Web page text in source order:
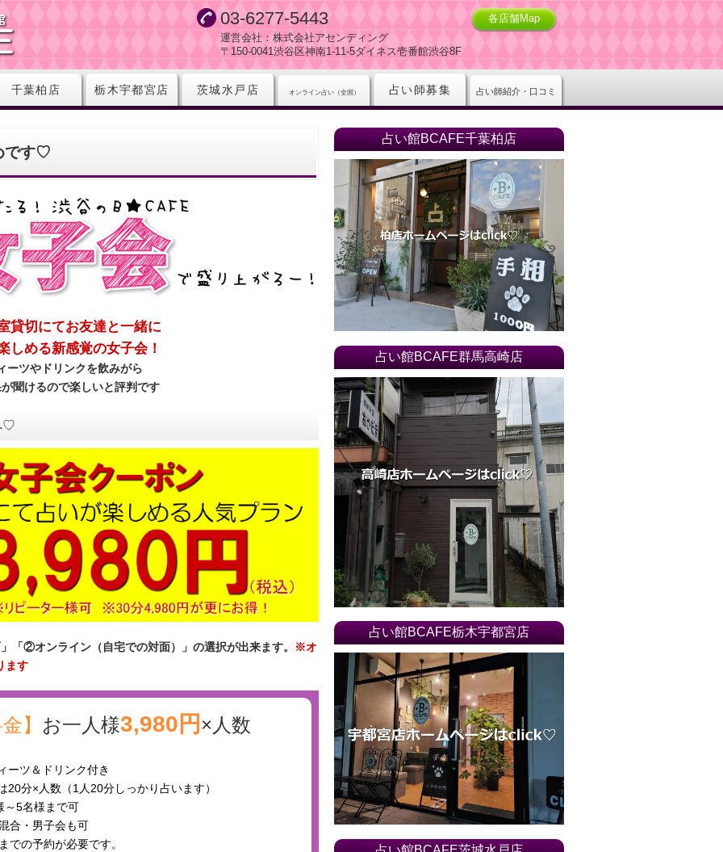
03-6277-5443
運営会社：株式会社アセンディング
〒150-0041渋谷区神南1-11-5ダイネス壱番館渋谷8F
各店舗Map
千葉柏店 栃木宇都宮店 茨城水戸店 オンライン占い（全国） 占い師募集 占い師紹介・口コミ
です♡
貸切にてお友達と一緒に
しめる新感覚の女子会！
ーツやドリンクを飲みがら
聞けるので楽しいと評判です
♡
「②オンライン（自宅での対面）」の選択が出来ます。
※オ
ます
】 お一人様3,980円 ×人数
ーツ＆ドリンク付き
20分×人数（1人20分しっかり占います）
5名様まで可
合・男子会も可
での予約が必要です。
占い館BCAFE千葉柏店
占い館BCAFE群馬高崎店
占い館BCAFE栃木宇都宮店